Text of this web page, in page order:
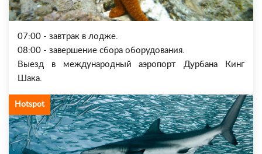
07:00 - завтрак в лодже.
08:00 - завершение сбора оборудования.
Выезд в международный аэропорт Дурбана Кинг
Шака.
Hotspot